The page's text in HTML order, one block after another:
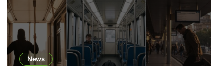
News